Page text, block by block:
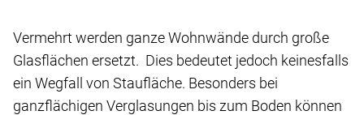
Vermehrt werden ganze Wohnwände durch große
Glasflächen ersetzt. Dies bedeutet jedoch keinesfalls
ein Wegfall von Staufläche. Besonders bei
ganzflächigen Verglasungen bis zum Boden können